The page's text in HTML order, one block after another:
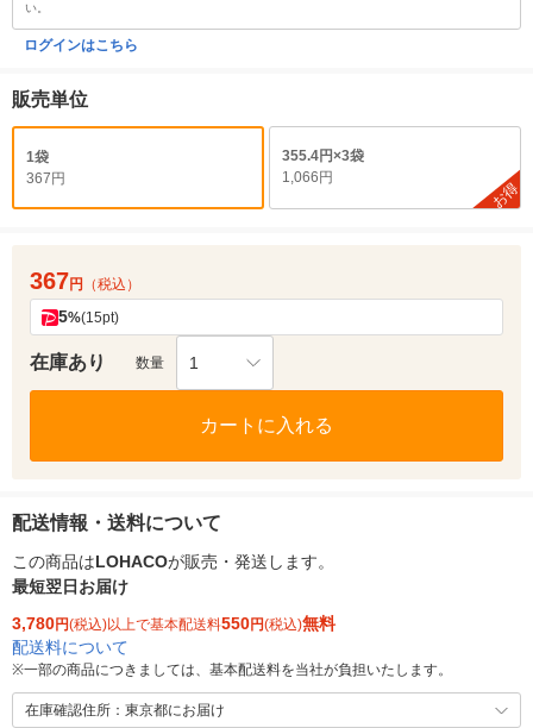
い。
ログインはこちら
販売単位
1袋
367円
355.4円×3袋
1,066円
お得
367円 （税込）
5%(15pt)
在庫あり 数量 1
カートに入れる
配送情報・送料について
この商品はLOHACOが販売・発送します。
最短翌日お届け
3,780円(税込)以上で基本配送料550円(税込)無料
配送料について
※一部の商品につきましては、基本配送料を当社が負担いたします。
在庫確認住所：東京都にお届け